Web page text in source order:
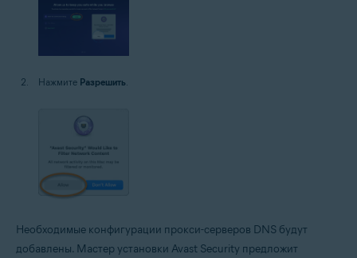
Нажмите Разрешить
Необходимые конфигурации прокси-серверов DNS будут
добавлены. Мастер установки Avast Security предложит